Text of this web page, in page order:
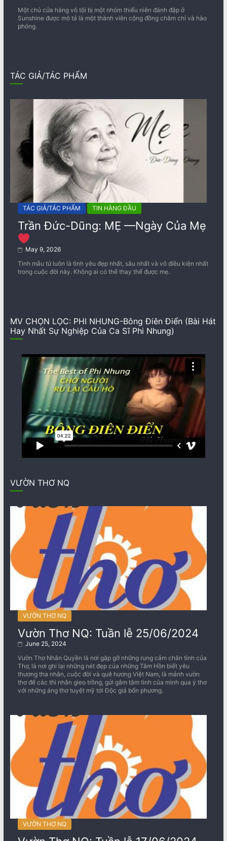
Một chủ cửa hàng vô tội bị một nhóm thiếu niên đánh đập ở
Sunshine được mô tả là một thành viên cộng đồng chăm chỉ và hào
phóng.
TÁC GIẢ/TÁC PHẨM
TÁC GIẢ/TÁC PHẨM TIN HÀNG ĐẦU
Trần Đức-Dũng: MẸ —Ngày Của Mẹ
May 9, 2026
Tình mẫu tử luôn là tình yêu đẹp nhất, sâu nhất và vô điều kiện nhất
trong cuộc đời này. Không ai có thể thay thế được mẹ.
MV CHỌN LỌC: PHI NHUNG-Bông Điên Điển (Bài Hát
Hay Nhất Sự Nghiệp Của Ca Sĩ Phi Nhung)
VƯỜN THƠ NQ
VƯỜN THƠ NQ
Vườn Thơ NQ: Tuần lễ 25/06/2024
June 25, 2024
Vườn Thơ Nhân Quyền là nơi gặp gỡ những rung cảm chân tình của
Thơ, là nơi ghi lại những nét đẹp của những Tâm Hồn biết yêu
thương tha nhân, cuộc đời và quê hương Việt Nam, là mảnh vườn
thơ để các thi nhân gieo trồng, gửi gắm tâm tình của mình qua ý thơ
với những áng thơ tuyệt mỹ tới Độc giả bốn phương.
VƯỜN THƠ NQ